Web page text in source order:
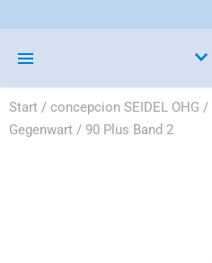
Start / concepcion SEIDEL OHG /
Gegenwart / 90 Plus Band 2